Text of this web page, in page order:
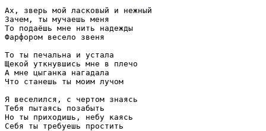
Ах, зверь мой ласковый и нежный
Зачем, ты мучаешь меня
То подаёшь мне нить надежды
Фарфором весело звеня
То ты печальна и устала
Щекой уткнувшись мне в плечо
А мне цыганка нагадала
Что станешь ты моим лучом
Я веселился, с чертом знаясь
Тебя пытаясь позабыть
Но ты приходишь, небу каясь
Себя ты требуешь простить